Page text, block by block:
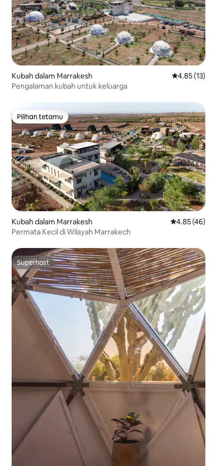
Kubah dalam Marrakesh Penarafan
4.85 (13)
Pengalaman kubah untuk keluarga
Pilihan tetamu
Pilihan tetamu
Kubah dalam Marrakesh Penarafan
4.85 (46)
Permata Kecil di Wilayah Marrakech
Superhost
Superhost